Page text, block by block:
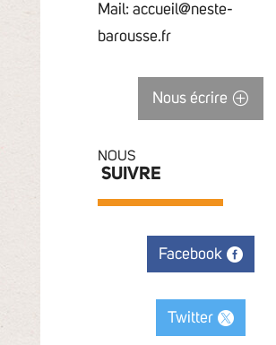
Mail: accueil@neste-
barousse.fr
Nous écrire
NOUS
SUIVRE
Facebook
Twitter